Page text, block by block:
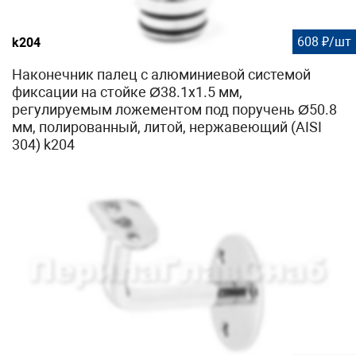
k204 608 ₽/шт
Наконечник палец с алюминиевой системой
фиксации на стойке Ø38.1х1.5 мм,
регулируемым ложементом под поручень Ø50.8
мм, полированный, литой, нержавеющий (AISI
304) k204